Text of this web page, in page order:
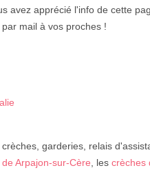
avez apprécié l'info de cette
mail à vos proches !
garderies, relais
Arpajon-sur-Cère , les crèches